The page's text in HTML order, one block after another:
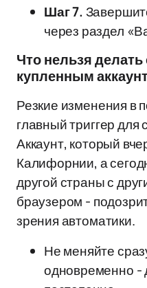
Шаг 7.
через раздел
Что нельзя делать
купленным
Резкие изменения в
главный триггер для
Аккаунт, который
Калифорнии, а
другой страны с
браузером -
зрения автоматики.
Не меняйте
одновременно -